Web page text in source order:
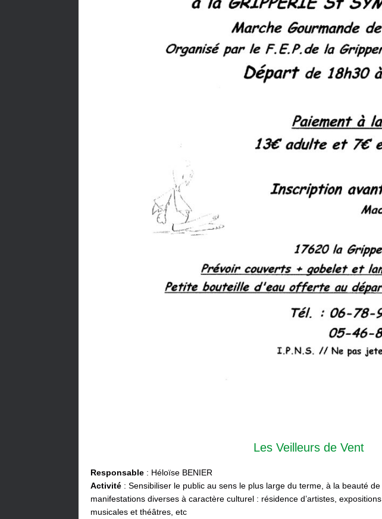
Les Veilleurs de Vent
Responsable : Héloïse BENIER
Activité : Sensibiliser le public au sens le plus large du terme, à la beauté
manifestations diverses à caractère culturel : résidence d’artistes,
musicales et théâtres, etc